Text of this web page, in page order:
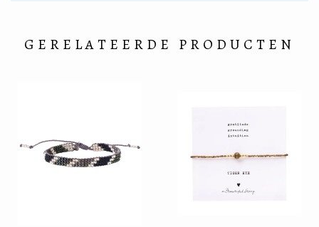
GERELATEERDE PRODUCTEN